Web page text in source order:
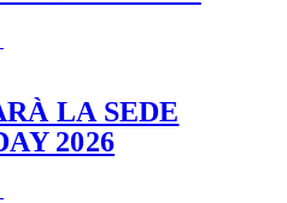
LA SEDE
2026